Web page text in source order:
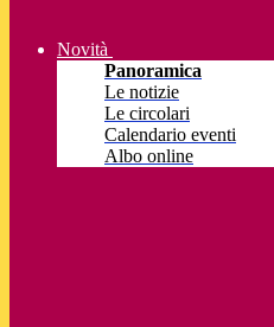
Novità
Panoramica
Le notizie
Le circolari
Calendario eventi
Albo online